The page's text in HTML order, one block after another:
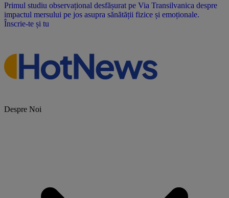
Primul studiu observațional desfășurat pe Via Transilvanica despre
impactul mersului pe jos asupra sănătății fizice și emoționale.
Înscrie-te și tu
Despre Noi